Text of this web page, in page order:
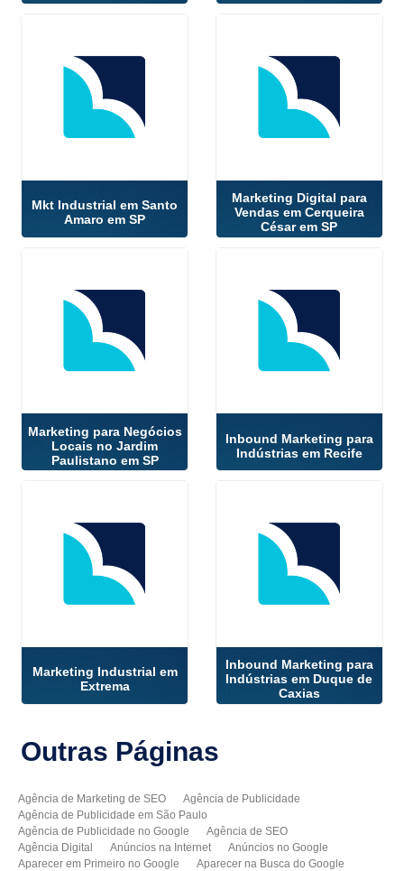
Mkt Industrial em Santo
Amaro em SP
Marketing Digital para
Vendas em Cerqueira
César em SP
Marketing para Negócios
Locais no Jardim
Paulistano em SP
Inbound Marketing para
Indústrias em Recife
Marketing Industrial em
Extrema
Inbound Marketing para
Indústrias em Duque de
Caxias
Outras Páginas
Agência de Marketing de SEO
Agência de Publicidade
Agência de Publicidade em São Paulo
Agência de Publicidade no Google
Agência de SEO
Agência Digital
Anúncios na Internet
Anúncios no Google
Aparecer em Primeiro no Google
Aparecer na Busca do Google